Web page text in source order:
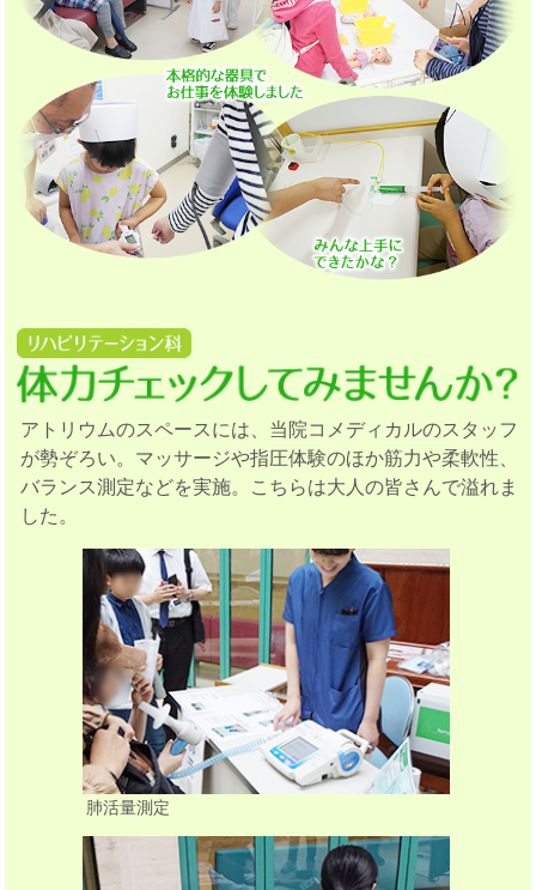
アトリウムのスペースには、当院コメディカルのスタッフ
が勢ぞろい。マッサージや指圧体験のほか筋力や柔軟性、
バランス測定などを実施。こちらは大人の皆さんで溢れま
した。
肺活量測定